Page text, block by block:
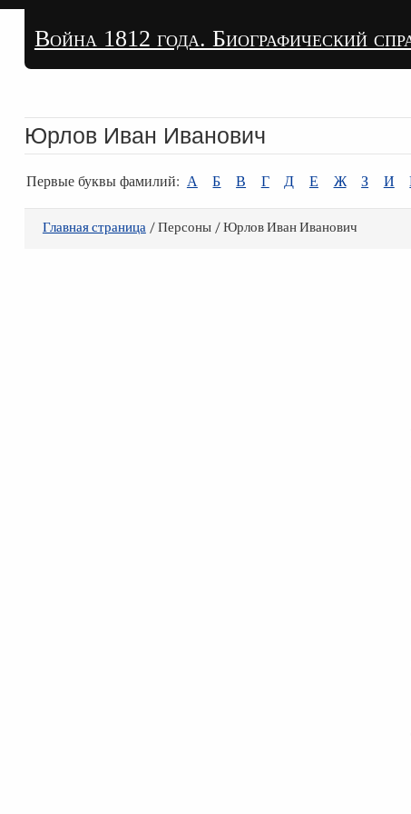
Война 1812 года. Биографический
Юрлов Иван Иванович
Первые буквы фамилий: А Б В Г Д Е Ж З И
Главная страница/ Персоны / Юрлов Иван Иванович